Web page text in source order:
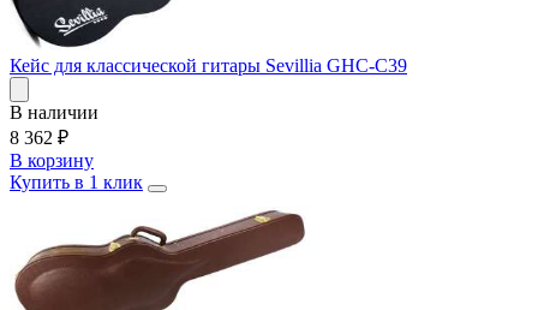
Кейс для классической гитары Sevillia GHC-C39
В наличии
8 362 ₽
В корзину
Купить в 1 клик